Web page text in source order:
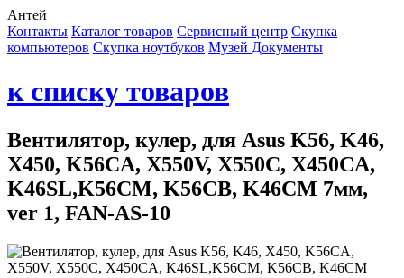
Антей
Контакты Каталог товаров Сервисный центр Cкупка
компьютеров Cкупка ноутбуков Музей Документы
к списку товаров
Вентилятор, кулер, для Asus K56, K46,
X450, K56CA, X550V, X550C, X450CA,
K46SL,K56CM, K56CB, K46CM 7мм,
ver 1, FAN-AS-10